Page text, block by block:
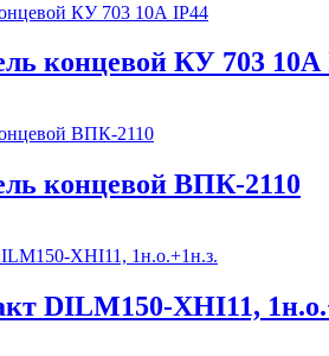
концевой КУ 703 10А
концевой ВПК-2110
DILM150-XHI11,